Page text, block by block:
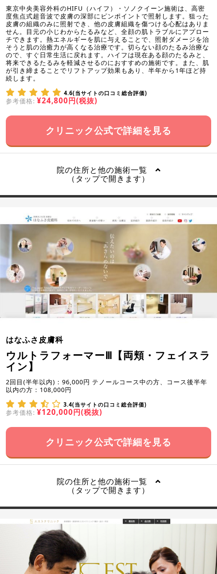
東京中央美容外科のHIFU（ハイフ）・ソノクイーン施術は、高密
度焦点式超音波で皮膚の深部にピンポイントで照射します。狙った
皮膚の組織のみに照射でき、他の皮膚組織を傷つける心配はありま
せん。目元の小じわからたるみなど、全顔の肌トラブルにアプロー
チできます。熱エネルギーを肌に与えることで、照射ダメージを治
そうと肌の治癒力が高くなる治療です。切らない顔のたるみ治療な
ので、すぐ日常生活に戻れます。ハイフは現在ある顔のたるみと、
将来できるたるみを軽減させるのにおすすめの施術です。また、肌
が引き締まることでリフトアップ効果もあり、半年から1年ほど持
続します。
4.6(当サイトの口コミ総合評価)
参考価格: ¥24,800円(税抜)
クリニック公式で詳細を見る
院の住所と他の施術一覧
（タップで開きます）
はなふさ皮膚科
ウルトラフォーマーⅢ【両頬・フェイスラ
イン】
2回目(半年以内)：96,000円 テノールコース中の方、コース後半年
以内の方：108,000円
3.4(当サイトの口コミ総合評価)
参考価格: ¥120,000円(税抜)
クリニック公式で詳細を見る
院の住所と他の施術一覧
（タップで開きます）